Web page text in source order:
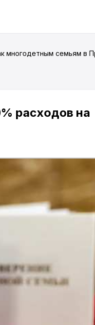
многодетным семьям в
расходов на